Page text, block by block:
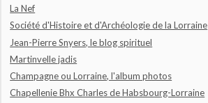
La Nef
Société d'Histoire et d'Archéologie de la Lorraine
Jean-Pierre Snyers, le blog spirituel
Martinvelle jadis
Champagne ou Lorraine, l'album photos
Chapellenie Bhx Charles de Habsbourg-Lorraine